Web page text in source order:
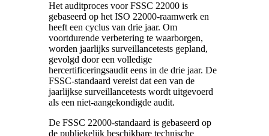
Het auditproces voor FSSC 22000 is
gebaseerd op het ISO 22000-raamwerk en
heeft een cyclus van drie jaar. Om
voortdurende verbetering te waarborgen,
worden jaarlijks surveillancetests gepland,
gevolgd door een volledige
hercertificeringsaudit eens in de drie jaar. De
FSSC-standaard vereist dat een van de
jaarlijkse surveillancetests wordt uitgevoerd
als een niet-aangekondigde audit.
De FSSC 22000-standaard is gebaseerd op
de publiekelijk beschikbare technische